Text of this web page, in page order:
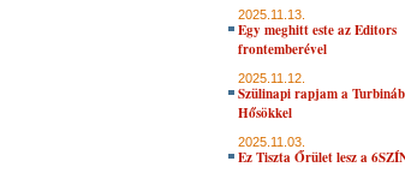
2025.11.13.
Egy meghitt este az Editors
frontemberével
2025.11.12.
Szülinapi rapjam a
Hősökkel
2025.11.03.
Ez Tiszta Őrület lesz a